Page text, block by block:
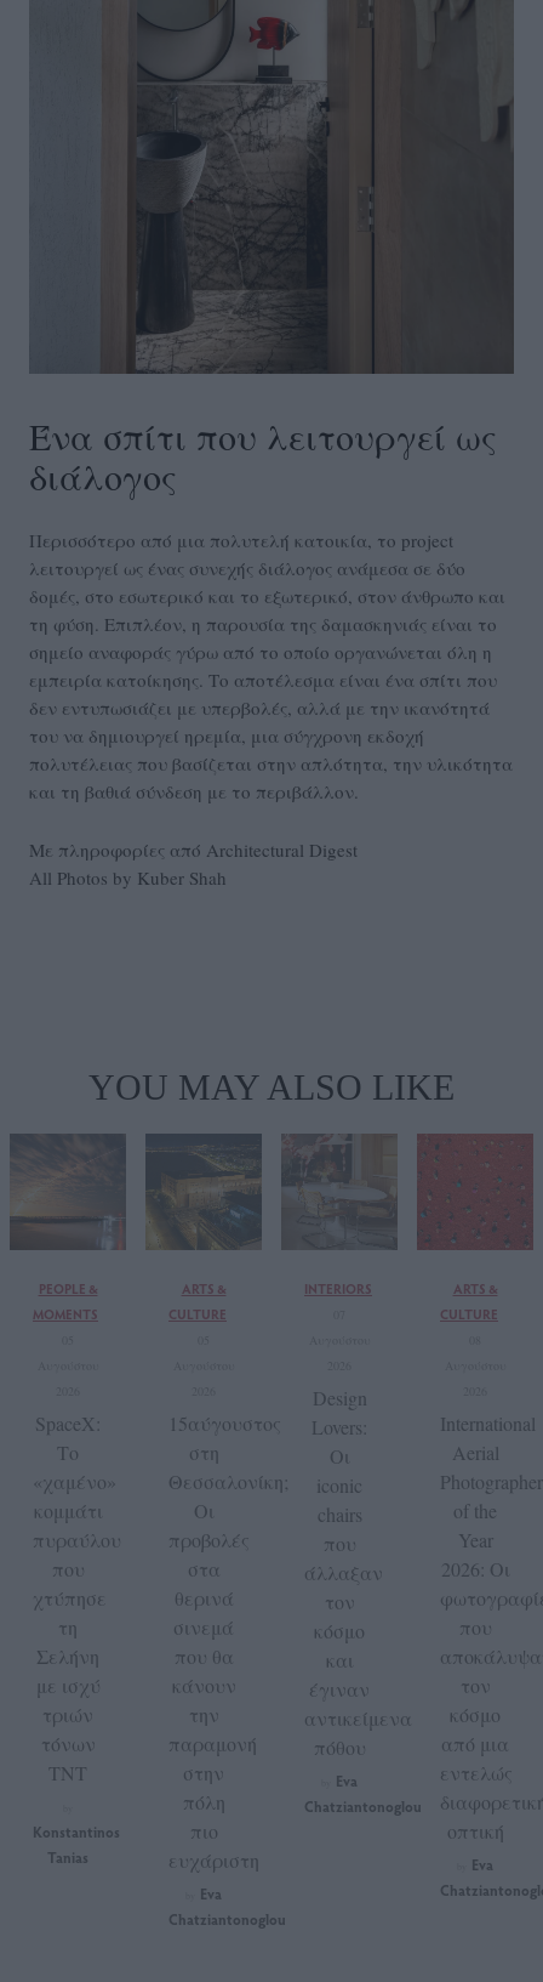
Ένα σπίτι που λειτουργεί ως
διάλογος
Περισσότερο από μια πολυτελή κατοικία, το project
λειτουργεί ως ένας συνεχής διάλογος ανάμεσα σε δύο
δομές, στο εσωτερικό και το εξωτερικό, στον άνθρωπο και
τη φύση. Επιπλέον, η παρουσία της δαμασκηνιάς είναι το
σημείο αναφοράς γύρω από το οποίο οργανώνεται όλη η
εμπειρία κατοίκησης. Το αποτέλεσμα είναι ένα σπίτι που
δεν εντυπωσιάζει με υπερβολές, αλλά με την ικανότητά
του να δημιουργεί ηρεμία, μια σύγχρονη εκδοχή
πολυτέλειας που βασίζεται στην απλότητα, την υλικότητα
και τη βαθιά σύνδεση με το περιβάλλον.
Με πληροφορίες από Architectural Digest
All Photos by Kuber Shah
YOU MAY ALSO LIKE
PEOPLE &
MOMENTS
SpaceX:
Το
«χαμένο»
κομμάτι
πυραύλου
που
χτύπησε
τη
Σελήνη
με ισχύ
τριών
τόνων
TNT
Konstantinos
Tanias
ARTS &
CULTURE
15αύγουστος
στη
Θεσσαλονίκη;
Οι
προβολές
στα
θερινά
σινεμά
που θα
κάνουν
την
παραμονή
στην
πόλη
πιο
ευχάριστη
Eva
Chatziantonoglou
INTERIORS
Design
Lovers:
Οι
iconic
chairs
που
άλλαξαν
τον
κόσμο
και
έγιναν
αντικείμενα
πόθου
Eva
Chatziantonoglou
ARTS &
CULTURE
International
Aerial
Photographer
of the
Year
2026: Οι
που
τον
κόσμο
από μια
εντελώς
οπτική
Eva